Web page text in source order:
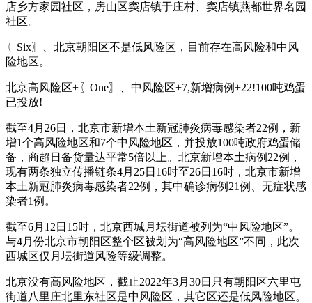
店乡方家园社区，房山区窦店镇于庄村、窦店镇燕都世界名园
社区。
〖Six〗、北京朝阳区不是低风险区，目前存在高风险和中风
险地区。
北京高风险区+〖One〗、中风险区+7,新增病例+22!100吨鸡蛋
已投放!
截至4月26日，北京市新增本土新冠肺炎病毒感染者22例，新
增1个高风险地区和7个中风险地区，并投放100吨政府鸡蛋储
备，商超日备货量达平常5倍以上。北京新增本土病例22例，
现有两条独立传播链条4月25日16时至26日16时，北京市新增
本土新冠肺炎病毒感染者22例，其中确诊病例21例、无症状感
染者1例。
截至6月12日15时，北京西城月坛街道被列为“中风险地区”。
与4月份北京市朝阳区整个区被划为“高风险地区”不同，此次
西城区仅月坛街道风险等级调整。
北京没有高风险地区，截止2022年3月30日只有朝阳区六里屯
街道八里庄北里东社区是中风险区，其它区还是低风险地区。